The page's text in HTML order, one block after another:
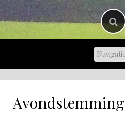
Avondstemming